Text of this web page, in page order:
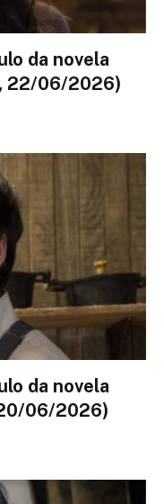
da novela
22/06/2026)
da novela
06/2026)